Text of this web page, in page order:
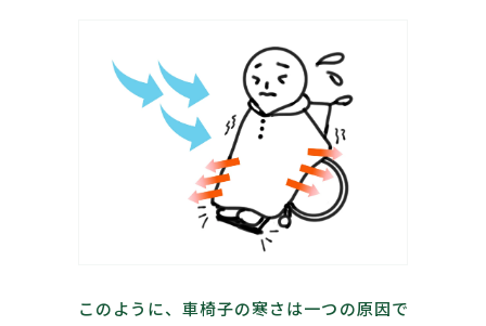
このように、車椅子の寒さは一つの原因で